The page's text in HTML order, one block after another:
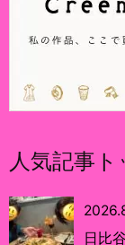
人気記事
日比谷